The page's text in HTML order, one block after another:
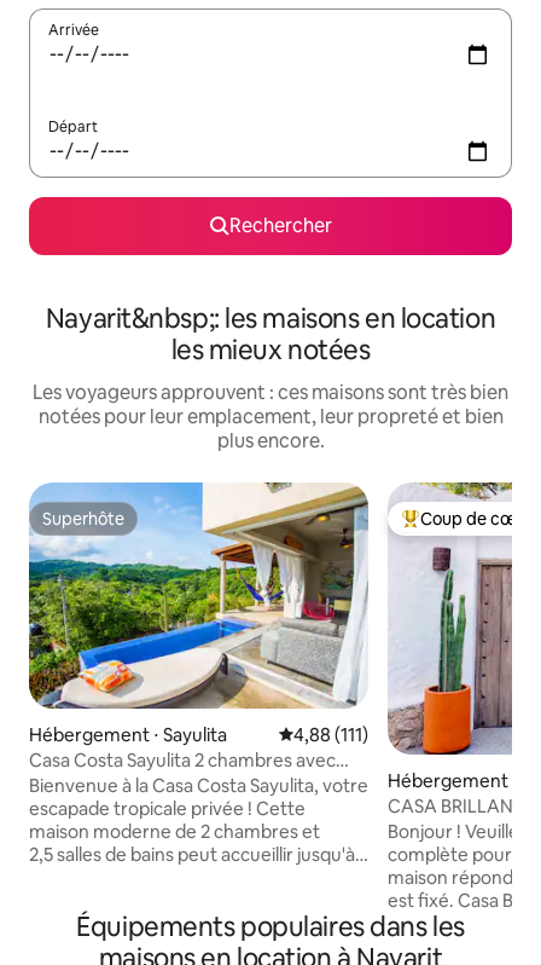
Arrivée
Départ
Rechercher
Nayarit&nbsp;: les maisons en location
les mieux notées
Les voyageurs approuvent : ces maisons sont très bien
notées pour leur emplacement, leur propreté et bien
plus encore.
Superhôte
Superhôte
Hébergement ⋅ Sayulita Évaluation moyenne sur la
4,88 (111)
Casa Costa Sayulita 2 chambres avec
piscine privée et vue
Bienvenue à la Casa Costa Sayulita, votre
escapade tropicale privée ! Cette
maison moderne de 2 chambres et
2,5 salles de bains peut accueillir jusqu'à
piscine privée, d'une cuisine
entièrement équipée, de plusieurs
Coups de cœur
Coup de cœur
Hébergement ⋅
CASA
de maisons de la
Bonjour ! Veuillez
complète pour
maison répondra à
est fixé. Casa Brillante est une maison
moderne et chic
située à un pâté
Équipements populaires dans les